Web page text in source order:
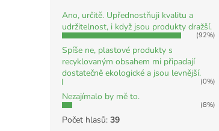
Ano, určitě. Upřednostňuji kvalitu a
udržitelnost, i když jsou produkty dražší.
(92%)
Spíše ne, plastové produkty s
recyklovaným obsahem mi připadají
dostatečně ekologické a jsou levnější.
(0%)
Nezajímalo by mě to.
(8%)
Počet hlasů: 39